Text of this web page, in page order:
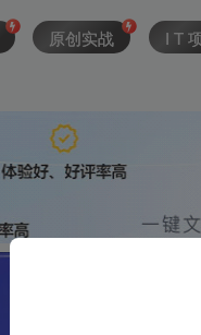
原创实战 I T